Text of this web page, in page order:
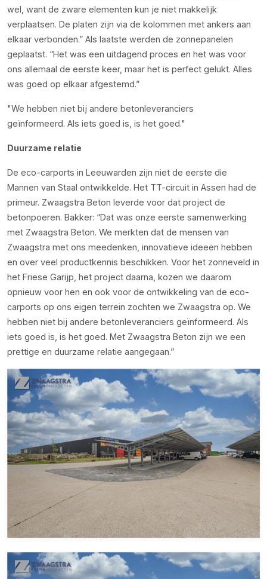
wel, want de zware elementen kun je niet makkelijk
verplaatsen. De platen zijn via de kolommen met ankers aan
elkaar verbonden.” Als laatste werden de zonnepanelen
geplaatst. “Het was een uitdagend proces en het was voor
ons allemaal de eerste keer, maar het is perfect gelukt. Alles
was goed op elkaar afgestemd.”
We hebben niet bij andere betonleveranciers
geïnformeerd. Als iets goed is, is het goed.
Duurzame relatie
De eco-carports in Leeuwarden zijn niet de eerste die
Mannen van Staal ontwikkelde. Het TT-circuit in Assen had de
primeur. Zwaagstra Beton leverde voor dat project de
betonpoeren. Bakker: “Dat was onze eerste samenwerking
met Zwaagstra Beton. We merkten dat de mensen van
Zwaagstra met ons meedenken, innovatieve ideeën hebben
en over veel productkennis beschikken. Voor het zonneveld in
het Friese Garijp, het project daarna, kozen we daarom
opnieuw voor hen en ook voor de ontwikkeling van de eco-
carports op ons eigen terrein zochten we Zwaagstra op. We
hebben niet bij andere betonleveranciers geïnformeerd. Als
iets goed is, is het goed. Met Zwaagstra Beton zijn we een
prettige en duurzame relatie aangegaan.”